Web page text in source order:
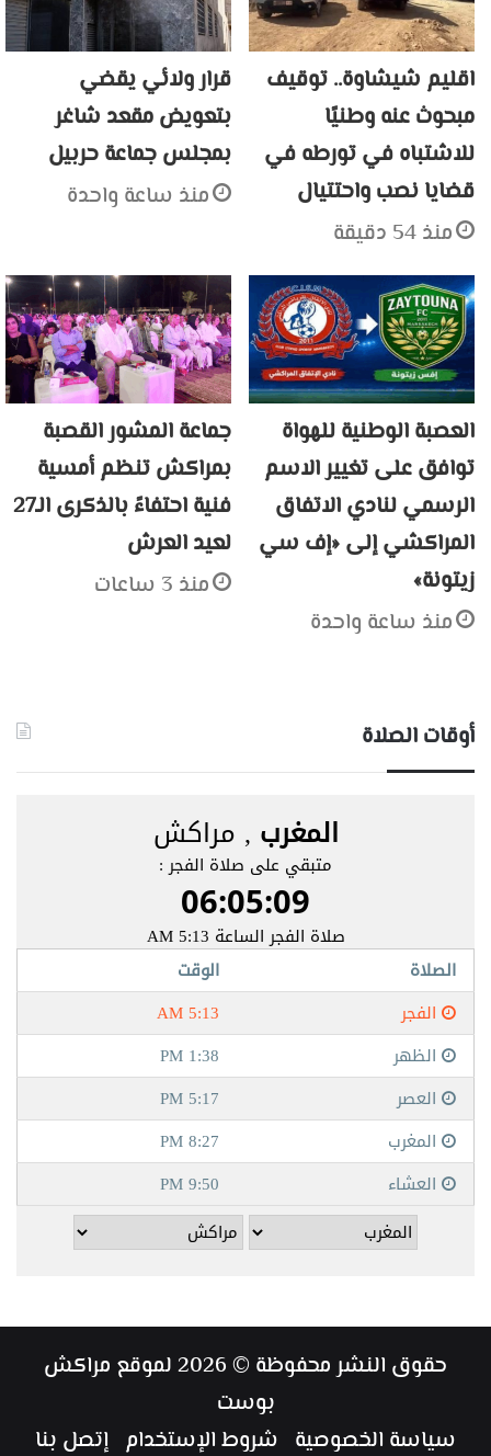
اقليم شيشاوة.. توقيف
مبحوث عنه وطنيًا
للاشتباه في تورطه في
قضايا نصب واحتتيال
منذ 54 دقيقة
قرار ولائي يقضي
بتعويض مقعد شاغر
بمجلس جماعة حربيل
منذ ساعة واحدة
العصبة الوطنية للهواة
توافق على تغيير الاسم
الرسمي لنادي الاتفاق
المراكشي إلى «إف سي
زيتونة»
منذ ساعة واحدة
جماعة المشور القصبة
بمراكش تنظم أمسية
فنية احتفاءً بالذكرى الـ27
لعيد العرش
منذ 3 ساعات
أوقات الصلاة
حقوق النشر محفوظة © 2026 لموقع مراكش
بوست
سياسة الخصوصية شروط الإستخدام إتصل بنا